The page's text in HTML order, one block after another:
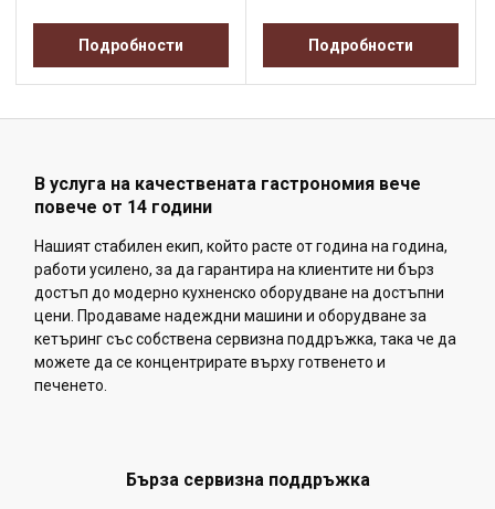
Подробности Подробности
В услуга на качествената гастрономия вече
повече от 14 години
Нашият стабилен екип, който расте от година на година,
работи усилено, за да гарантира на клиентите ни бърз
достъп до модерно кухненско оборудване на достъпни
цени. Продаваме надеждни машини и оборудване за
кетъринг със собствена сервизна поддръжка, така че да
можете да се концентрирате върху готвенето и
печенето.
Бърза сервизна поддръжка